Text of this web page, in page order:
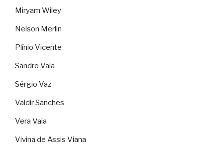
Miryam Wiley
Nelson Merlin
Plínio Vicente
Sandro Vaia
Sérgio Vaz
Valdir Sanches
Vera Vaia
Vivina de Assis Viana